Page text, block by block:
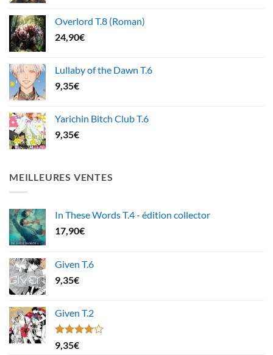
Overlord T.8 (Roman)
24,90€
Lullaby of the Dawn T.6
9,35€
Yarichin Bitch Club T.6
9,35€
MEILLEURES VENTES
In These Words T.4 - édition collector
17,90€
Given T.6
9,35€
Given T.2
Note
4.00
9,35€